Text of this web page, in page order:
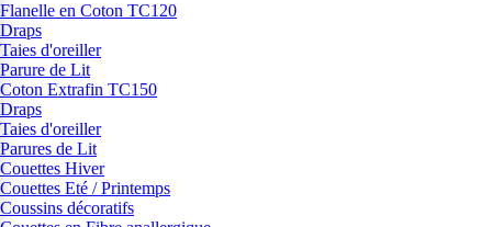
Flanelle en Coton TC120
Draps
Taies d'oreiller
Parure de Lit
Coton Extrafin TC150
Draps
Taies d'oreiller
Parures de Lit
Couettes Hiver
Couettes Eté / Printemps
Coussins décoratifs